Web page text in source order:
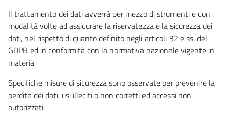
Il trattamento dei dati avverrà per mezzo di strumenti e con
modalità volte ad assicurare la riservatezza e la sicurezza dei
dati, nel rispetto di quanto definito negli articoli 32 e ss. del
GDPR ed in conformità con la normativa nazionale vigente in
materia.
Specifiche misure di sicurezza sono osservate per prevenire la
perdita dei dati, usi illeciti o non corretti ed accessi non
autorizzati.